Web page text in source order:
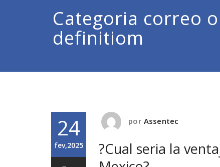
Categoria correo
definitiom
24
fev,2025
por Assentec
?Cual seria la